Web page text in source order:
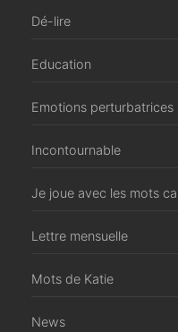
Dé-lire
Education
Emotions perturbatrices
Incontournable
Je joue avec les mots
Lettre mensuelle
Mots de Katie
News